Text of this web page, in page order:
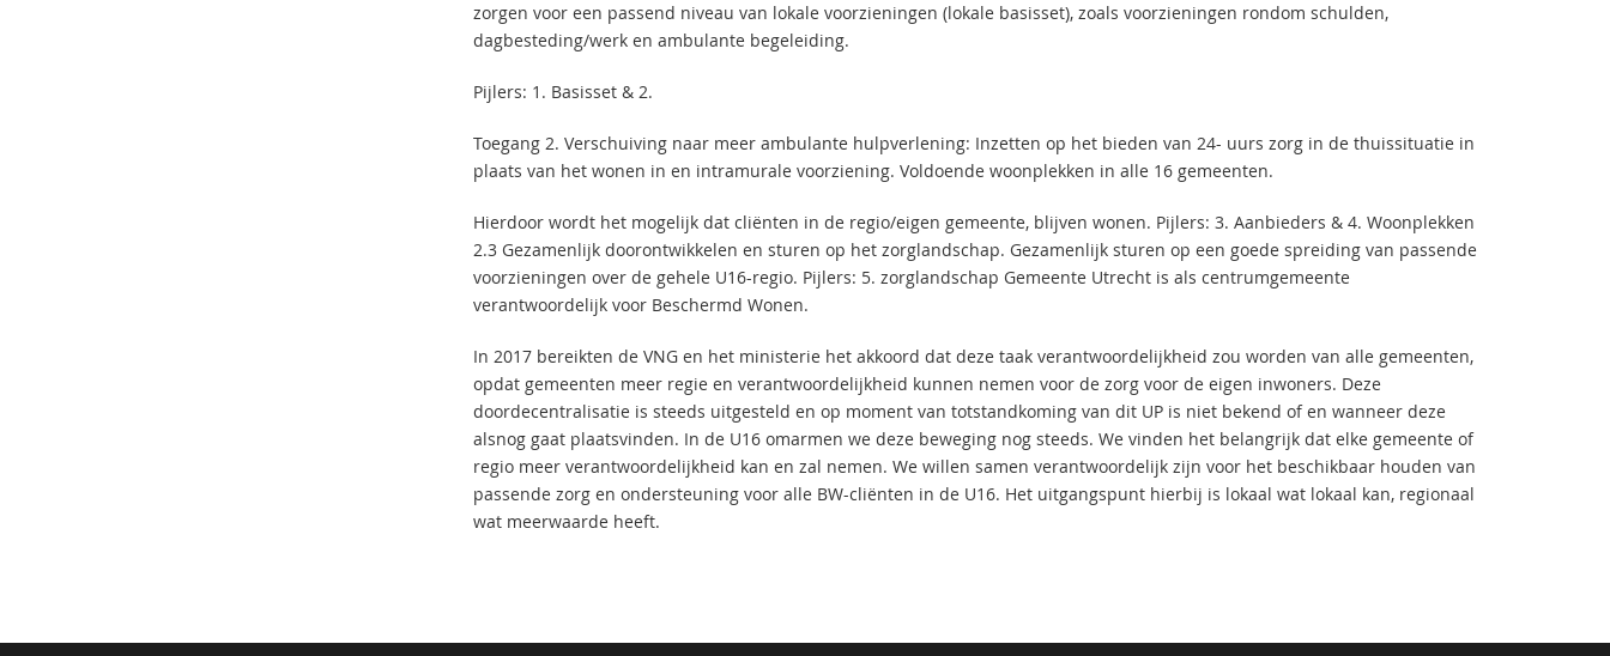
zorgen voor een passend niveau van lokale voorzieningen (lokale basisset), zoals voorzieningen rondom schulden,
dagbesteding/werk en ambulante begeleiding.
Pijlers: 1. Basisset & 2.
Toegang 2. Verschuiving naar meer ambulante hulpverlening: Inzetten op het bieden van 24- uurs zorg in de thuissituatie in
plaats van het wonen in en intramurale voorziening. Voldoende woonplekken in alle 16 gemeenten.
Hierdoor wordt het mogelijk dat cliënten in de regio/eigen gemeente, blijven wonen. Pijlers: 3. Aanbieders & 4. Woonplekken
2.3 Gezamenlijk doorontwikkelen en sturen op het zorglandschap. Gezamenlijk sturen op een goede spreiding van passende
voorzieningen over de gehele U16-regio. Pijlers: 5. zorglandschap Gemeente Utrecht is als centrumgemeente
verantwoordelijk voor Beschermd Wonen.
In 2017 bereikten de VNG en het ministerie het akkoord dat deze taak verantwoordelijkheid zou worden van alle gemeenten,
opdat gemeenten meer regie en verantwoordelijkheid kunnen nemen voor de zorg voor de eigen inwoners. Deze
doordecentralisatie is steeds uitgesteld en op moment van totstandkoming van dit UP is niet bekend of en wanneer deze
alsnog gaat plaatsvinden. In de U16 omarmen we deze beweging nog steeds. We vinden het belangrijk dat elke gemeente of
regio meer verantwoordelijkheid kan en zal nemen. We willen samen verantwoordelijk zijn voor het beschikbaar houden van
passende zorg en ondersteuning voor alle BW-cliënten in de U16. Het uitgangspunt hierbij is lokaal wat lokaal kan, regionaal
wat meerwaarde heeft.